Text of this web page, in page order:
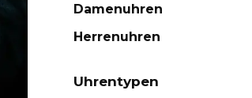
Damenuhren
Herrenuhren
Uhrentypen